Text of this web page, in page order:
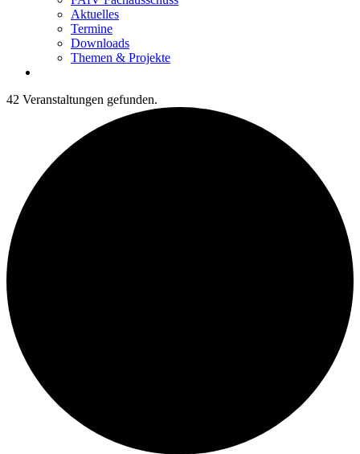
Aktuelles
Termine
Downloads
Themen & Projekte
42 Veranstaltungen gefunden.